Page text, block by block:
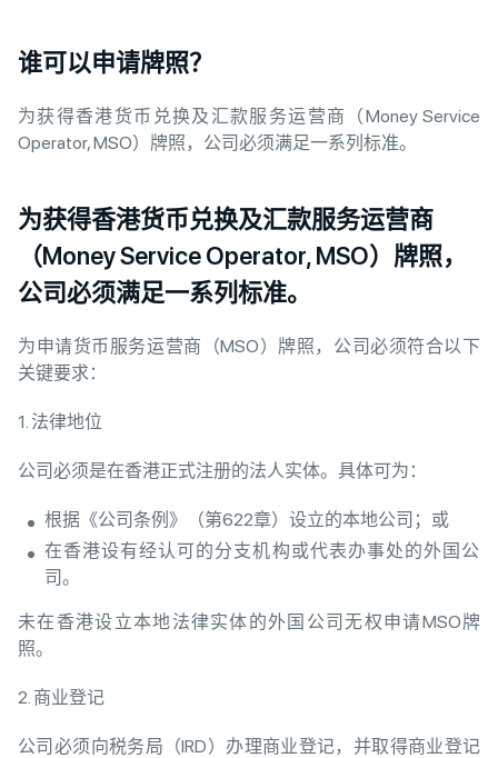
谁可以申请牌照？
为获得香港货币兑换及汇款服务运营商（Money Service
Operator, MSO）牌照，公司必须满足一系列标准。
为获得香港货币兑换及汇款服务运营商
（Money Service Operator, MSO）牌照，
公司必须满足一系列标准。
为申请货币服务运营商（MSO）牌照，公司必须符合以下
关键要求：
1. 法律地位
公司必须是在香港正式注册的法人实体。具体可为：
根据《公司条例》（第622章）设立的本地公司；或
在香港设有经认可的分支机构或代表办事处的外国公
司。
未在香港设立本地法律实体的外国公司无权申请MSO牌
照。
2. 商业登记
公司必须向税务局（IRD）办理商业登记，并取得商业登记